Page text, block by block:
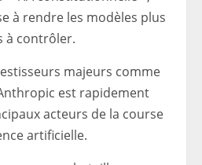
à rendre les modèles plus
à contrôler.
majeurs comme
est rapidement
acteurs de la course
artificielle.